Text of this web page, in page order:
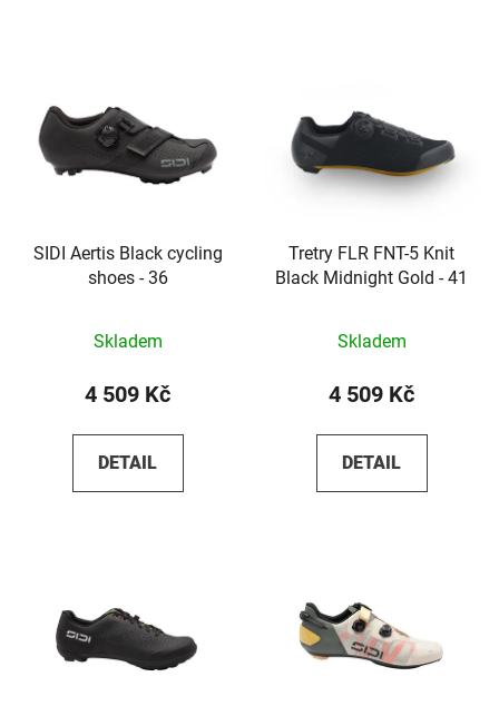
SIDI Aertis Black cycling
shoes - 36
Skladem
4 509 Kč
DETAIL
Tretry FLR FNT-5 Knit
Black Midnight Gold - 41
Skladem
4 509 Kč
DETAIL